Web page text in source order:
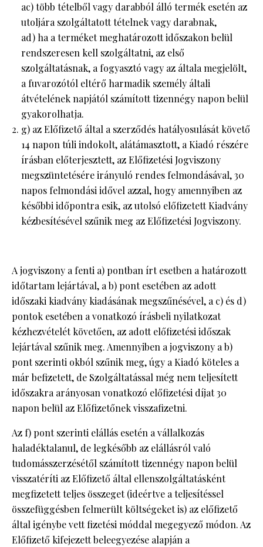
ac) több tételből vagy darabból álló termék esetén az
utoljára szolgáltatott tételnek vagy darabnak,
ad) ha a terméket meghatározott időszakon belül
rendszeresen kell szolgáltatni, az első
szolgáltatásnak, a fogyasztó vagy az általa megjelölt,
a fuvarozótól eltérő harmadik személy általi
átvételének napjától számított tizennégy napon belül
gyakorolhatja.
g) az Előfizető által a szerződés hatályosulását követő
14 napon túli indokolt, alátámasztott, a Kiadó részére
írásban előterjesztett, az Előfizetési Jogviszony
megszüntetésére irányuló rendes felmondásával, 30
napos felmondási idővel azzal, hogy amennyiben az
későbbi időpontra esik, az utolsó előfizetett Kiadvány
kézbesítésével szűnik meg az Előfizetési Jogviszony.
A jogviszony a fenti a) pontban írt esetben a határozott
időtartam lejártával, a b) pont esetében az adott
időszaki kiadvány kiadásának megszűnésével, a c) és d)
pontok esetében a vonatkozó írásbeli nyilatkozat
kézhezvételét követően, az adott előfizetési időszak
lejártával szűnik meg. Amennyiben a jogviszony a b)
pont szerinti okból szűnik meg, úgy a Kiadó köteles a
már befizetett, de Szolgáltatással még nem teljesített
időszakra arányosan vonatkozó előfizetési díjat 30
napon belül az Előfizetőnek visszafizetni.
Az f) pont szerinti elállás esetén a vállalkozás
haladéktalanul, de legkésőbb az elállásról való
tudomásszerzésétől számított tizennégy napon belül
visszatéríti az Előfizető által ellenszolgáltatásként
megfizetett teljes összeget (ideértve a teljesítéssel
összefüggésben felmerült költségeket is) az előfizető
által igénybe vett fizetési móddal megegyező módon. Az
Előfizető kifejezett beleegyezése alapján a